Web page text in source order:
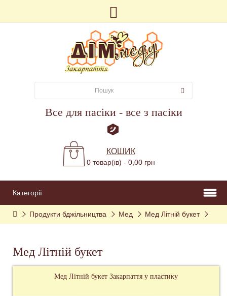
Все для пасіки - все з пасіки
КОШИК
0 товар(ів) - 0,00 грн
Категорії
Продукти бджільництва Мед Мед Літній букет
Мед Літній букет
Мед Літній букет Закарпаття у пластику